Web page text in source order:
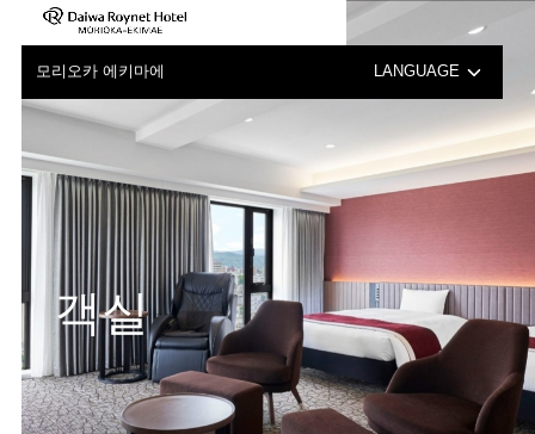
모리오카 에키마에 LANGUAGE
English
中文（繁体字）
객실